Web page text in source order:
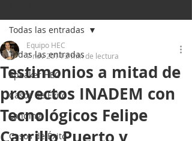
Todas las entradas
Speaker HEC
Casos de Éxito
Landing
Casos de Éxito
Todas las entradas
Testimonios a mitad de
proyectos INADEM con
Tecnológicos Felipe
Equipo HEC
7 nov 20142 min de lectura